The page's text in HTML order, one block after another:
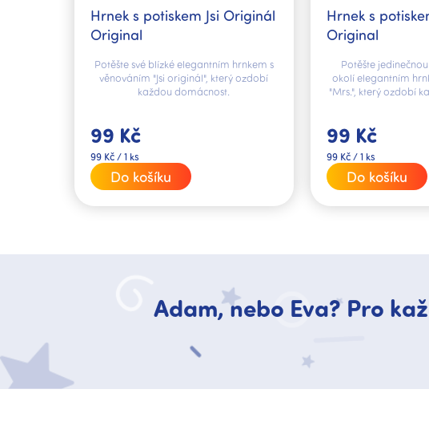
Hrnek s potiskem Jsi Originál
Original
99 Kč
Měrná
cena:
99 Kč / 1 ks
Do košíku
Potěšte své blízké elegantním hrnkem s
věnováním "Jsi originál", který ozdobí
každou domácnost.
Hrnek s
Original
99 Kč
Měrná
cena:
99 Kč / 1 ks
Do košíku
Potěšte
okolí elegantním
"Mrs.", který ozdobí
Adam, nebo Eva? Pro